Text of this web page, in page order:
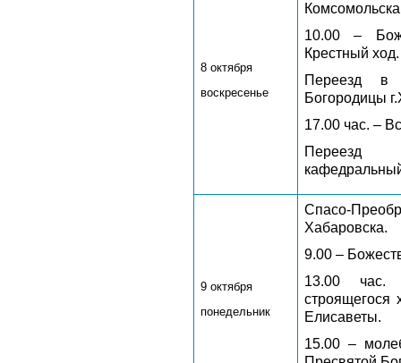
8 октября
воскресенье
10.00 –
Крестный ход.
Переезд в
Богородицы
17.00 час. –
Переезд
9 октября
понедельник
Спасо-
Хабаровска.
9.00 –
13.00 час.
строящегося
Елисаветы.
15.00 –